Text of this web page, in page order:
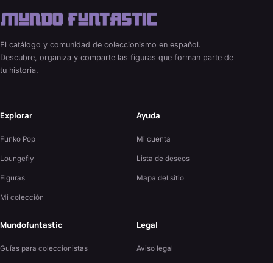
El catálogo y comunidad de coleccionismo en español.
Descubre, organiza y comparte las figuras que forman parte de
tu historia.
Explorar
Funko Pop
Loungefly
Figuras
Mi colección
Ayuda
Mi cuenta
Lista de deseos
Mapa del sitio
Mundofuntastic
Guías para coleccionistas
Legal
Aviso legal